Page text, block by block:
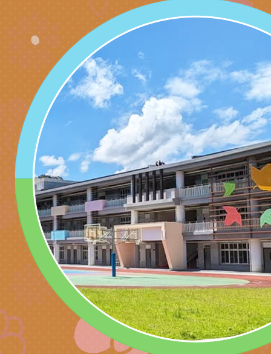
份及道安宣導影像素
設置防災(颱)專區」
信誼基金會於6／27
【打噴嚏、流鼻水、
0-8歲抗過敏照護指
童過敏免疫專家 林
講】親職講座
檢送桃園市政府LED
字稿及LCD託播影片
檢送桃園市政府家庭
「小桃家6月課程資
約幸福生活-婚前教
坊」、「幸福婚姻系
座」、「2026開心
家庭好時光」海報
檢送桃園市政府LED
字稿及LCD託播影（
轉知財團法人天主教
立蘆葦啟智中心辦理
而立》蘆葦三十．創
成果分享會
有關桃園市桃園區西
學辦理115年度區域
充實方案：「視」
覺暫留創意應用與實
檢送桃園市政府LED
字稿及LCD託播影（
有關桃園市桃園區新
學辦理115年度區域
充實方案：「怪創劇
角色驅動的聲音與故
「學生申訴及再申訴
關事項
檢送行政院新聞傳
月份公共服務政策溝
台北松山文創園區5